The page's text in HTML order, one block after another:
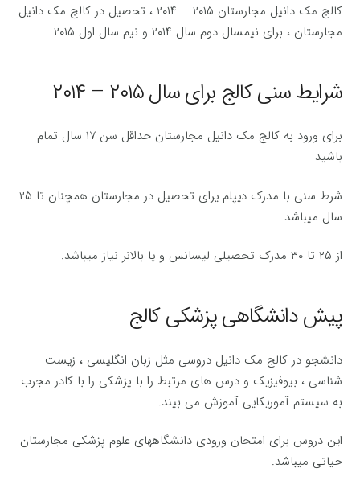
کالج مک دانیل مجارستان ۲۰۱۵ – ۲۰۱۴ ، تحصیل در کالج مک دانیل
مجارستان ، برای نیمسال دوم سال ۲۰۱۴ و نیم سال اول ۲۰۱۵
شرایط سنی کالج برای سال ۲۰۱۵ – ۲۰۱۴
برای ورود به کالج مک دانیل مجارستان حداقل سن ۱۷ سال تمام
باشید
شرط سنی با مدرک دیپلم یرای تحصیل در مجارستان همچنان تا ۲۵
سال میباشد
از ۲۵ تا ۳۰ مدرک تحصیلی لیسانس و یا بالانر نیاز میباشد.
پیش دانشگاهی پزشکی کالج
دانشجو در کالج مک دانیل دروسی مثل زبان انگلیسی ، زیست
شناسی ، بیوفیزیک و درس های مرتبط را با پزشکی را با کادر مجرب
به سیستم آموریکایی آموزش می بیند.
این دروس برای امتحان ورودی دانشگاههای علوم پزشکی مجارستان
حیاتی میباشد.